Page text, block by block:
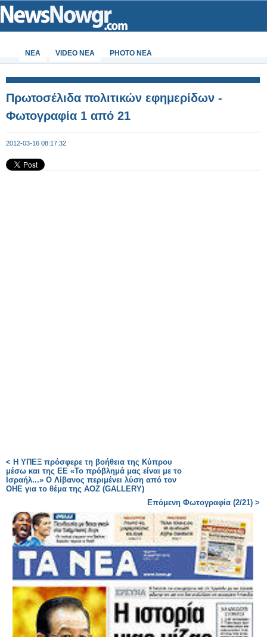
ΝΕΑ VIDEO NEA PHOTO NEA
Πρωτοσέλιδα πολιτικών εφημερίδων -
Φωτογραφία 1 από 21
2012-03-16 08:17:32
< Η ΥΠΕΞ πρόσφερε τη βοήθεια της Κύπρου
μέσω και της ΕΕ «Το πρόβλημά μας είναι με το
Ισραήλ...» Ο Λίβανος περιμένει λύση από τον
ΟΗΕ για το θέμα της ΑΟΖ (GALLERY)
Επόμενη Φωτογραφία (2/21) >